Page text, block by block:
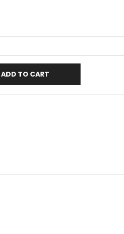
ADD TO CART